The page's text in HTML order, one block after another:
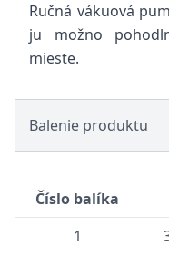
Ručná vákuová
ju možno
mieste.
Balenie produktu
Číslo balíka
1